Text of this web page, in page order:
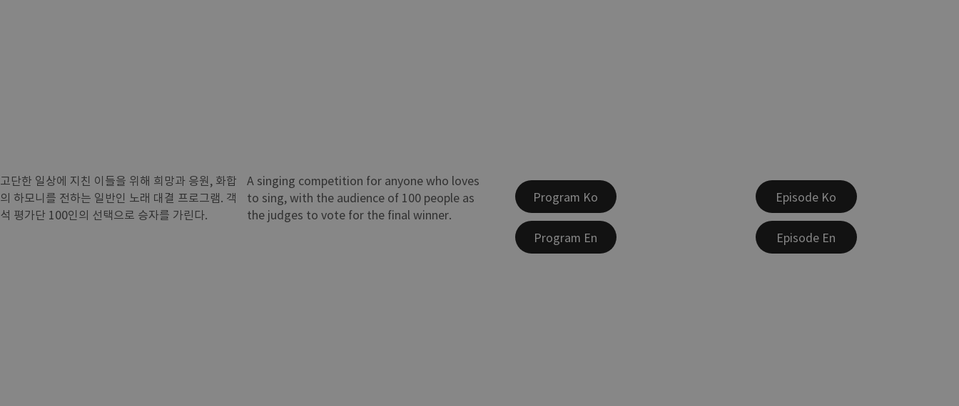
고단한 일상에 지친 이들을 위해 희망과 응원, 화합
의 하모니를 전하는 일반인 노래 대결 프로그램. 객
석 평가단 100인의 선택으로 승자를 가린다.
A singing competition for anyone who loves
to sing, with the audience of 100 people as
the judges to vote for the final winner.
Program Ko
Program En
Episode Ko
Episode En